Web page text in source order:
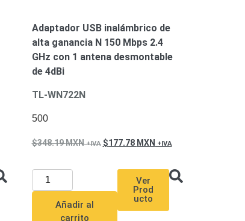
Adaptador USB inalámbrico de
alta ganancia N 150 Mbps 2.4
GHz con 1 antena desmontable
de 4dBi
TL-WN722N
500
348.19MXN 177.78 MXN
Añadir al
carrito
Ver
Prod
ucto